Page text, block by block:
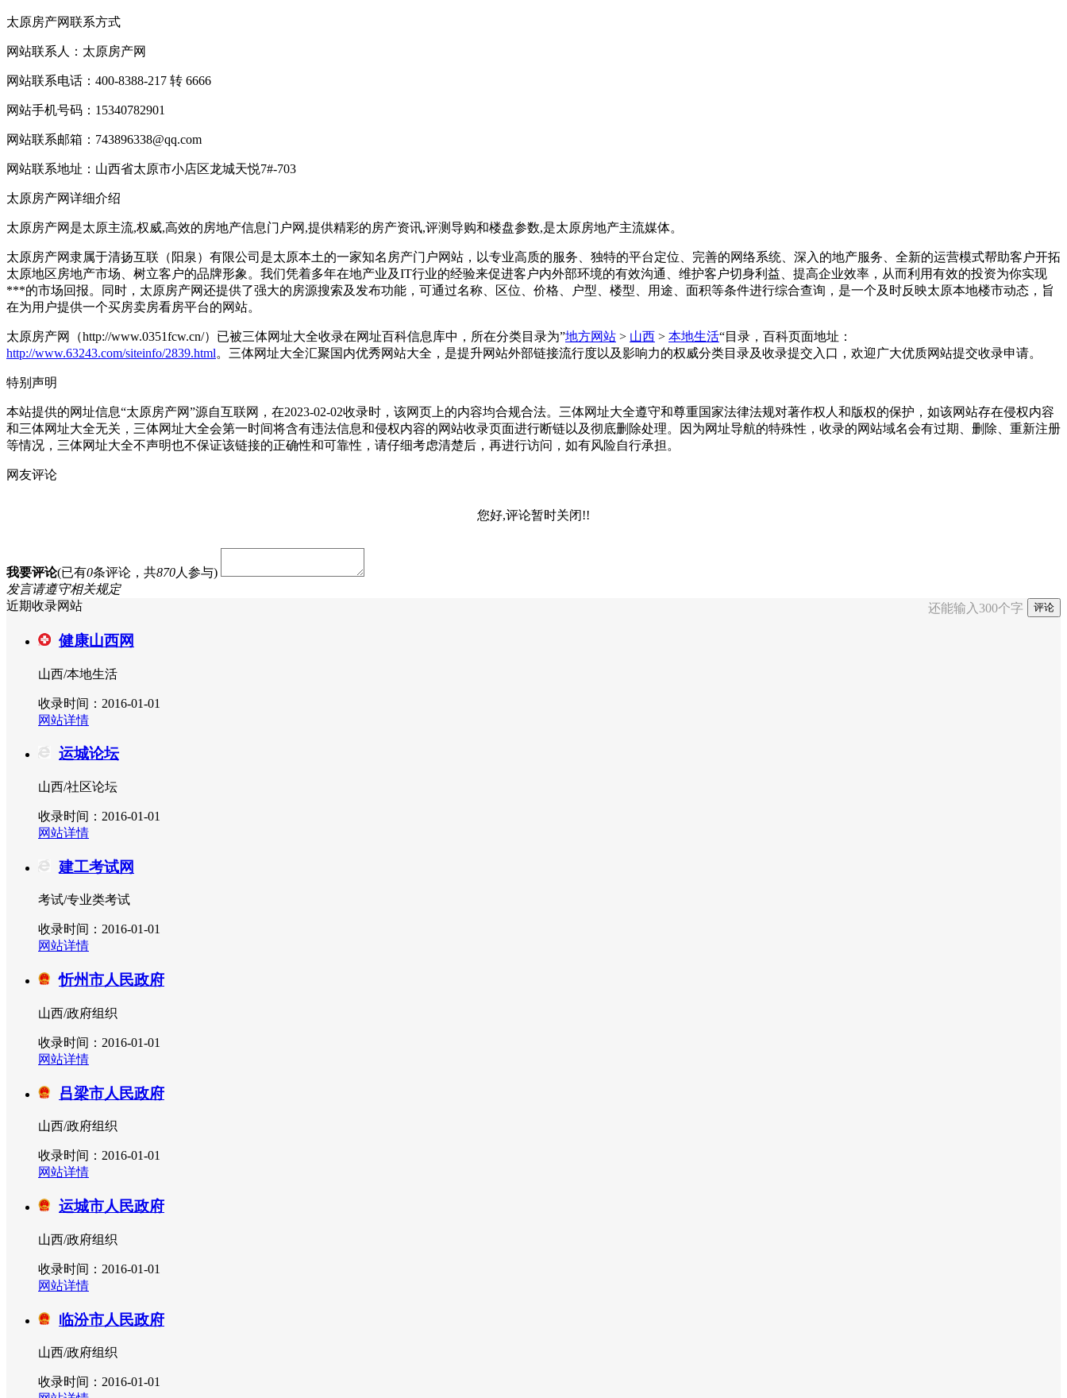
太原房产网联系方式
网站联系人：太原房产网
网站联系电话：400-8388-217 转 6666
网站手机号码：15340782901
网站联系邮箱：743896338@qq.com
网站联系地址：山西省太原市小店区龙城天悦7#-703
太原房产网详细介绍
太原房产网是太原主流,权威,高效的房地产信息门户网,提供精彩的房产资讯,评测导购和楼盘参数,是太原房地产主流媒体。
太原房产网隶属于清扬互联（阳泉）有限公司是太原本土的一家知名房产门户网站，以专业高质的服务、独特的平台定位、完善的网络系统、深入的地产服务、全新的运营模式帮助客户开拓
太原地区房地产市场、树立客户的品牌形象。我们凭着多年在地产业及IT行业的经验来促进客户内外部环境的有效沟通、维护客户切身利益、提高企业效率，从而利用有效的投资为你实现
***的市场回报。同时，太原房产网还提供了强大的房源搜索及发布功能，可通过名称、区位、价格、户型、楼型、用途、面积等条件进行综合查询，是一个及时反映太原本地楼市动态，旨
在为用户提供一个买房卖房看房平台的网站。
太原房产网（http://www.0351fcw.cn/）已被三体网址大全收录在网址百科信息库中，所在分类目录为”地方网站 > 山西 > 本地生活“目录，百科页面地址：
http://www.63243.com/siteinfo/2839.html。三体网址大全汇聚国内优秀网站大全，是提升网站外部链接流行度以及影响力的权威分类目录及收录提交入口，欢迎广大优质网站提交收录申请。
特别声明
本站提供的网址信息“太原房产网”源自互联网，在2023-02-02收录时，该网页上的内容均合规合法。三体网址大全遵守和尊重国家法律法规对著作权人和版权的保护，如该网站存在侵权内容
和三体网址大全无关，三体网址大全会第一时间将含有违法信息和侵权内容的网站收录页面进行断链以及彻底删除处理。因为网址导航的特殊性，收录的网站域名会有过期、删除、重新注册
等情况，三体网址大全不声明也不保证该链接的正确性和可靠性，请仔细考虑清楚后，再进行访问，如有风险自行承担。
网友评论
您好,评论暂时关闭!!
我要评论(已有0条评论，共870人参与)
发言请遵守相关规定
还能输入 300个字
近期收录网站
健康山西网
山西/本地生活
收录时间：2016-01-01
网站详情
运城论坛
山西/社区论坛
收录时间：2016-01-01
网站详情
建工考试网
考试/专业类考试
收录时间：2016-01-01
网站详情
忻州市人民政府
山西/政府组织
收录时间：2016-01-01
网站详情
吕梁市人民政府
山西/政府组织
收录时间：2016-01-01
网站详情
运城市人民政府
山西/政府组织
收录时间：2016-01-01
网站详情
临汾市人民政府
山西/政府组织
收录时间：2016-01-01